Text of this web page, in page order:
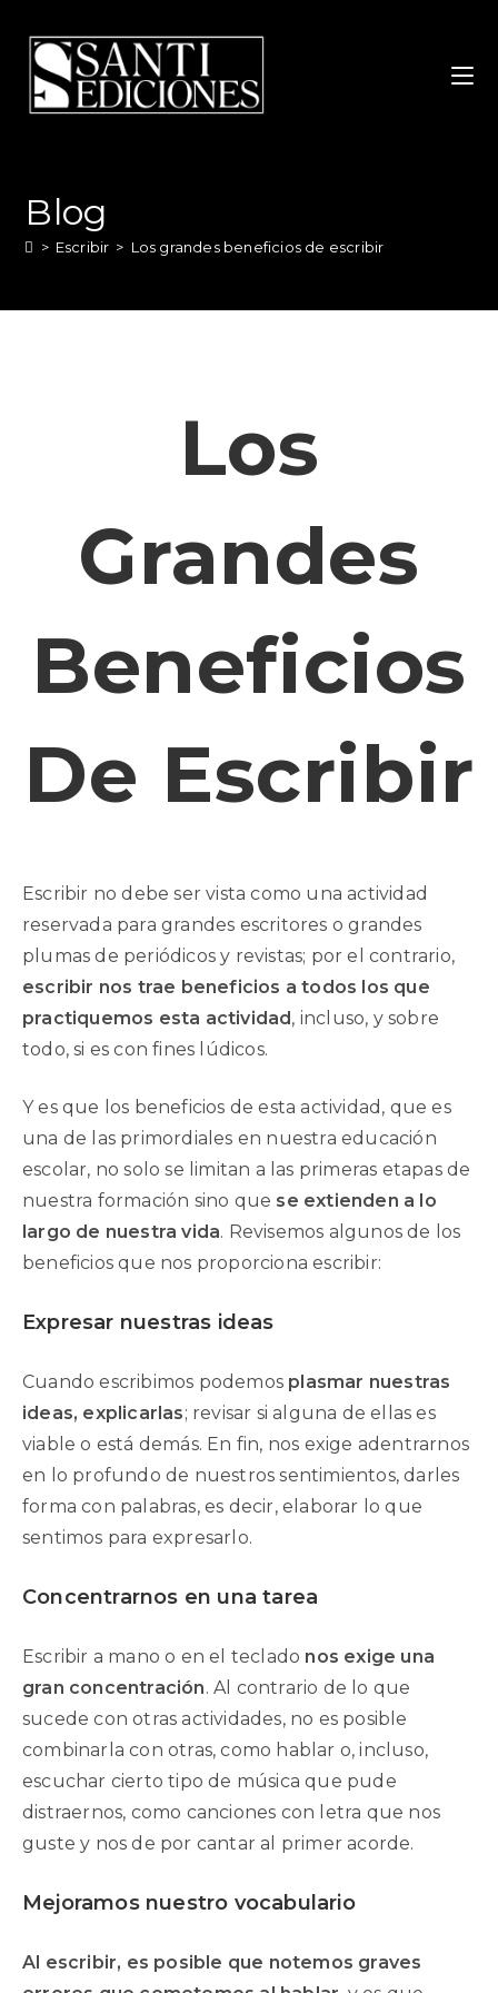
Blog
> Escribir > Los grandes beneficios de escribir
Los
Grandes
Beneficios
De Escribir
Escribir no debe ser vista como una actividad
reservada para grandes escritores o grandes
plumas de periódicos y revistas; por el contrario,
escribir nos trae beneficios a todos los que
practiquemos esta actividad, incluso, y sobre
todo, si es con fines lúdicos.
Y es que los beneficios de esta actividad, que es
una de las primordiales en nuestra educación
escolar, no solo se limitan a las primeras etapas de
nuestra formación sino que se extienden a lo
largo de nuestra vida. Revisemos algunos de los
beneficios que nos proporciona escribir:
Expresar nuestras ideas
Cuando escribimos podemos plasmar nuestras
ideas, explicarlas; revisar si alguna de ellas es
viable o está demás. En fin, nos exige adentrarnos
en lo profundo de nuestros sentimientos, darles
forma con palabras, es decir, elaborar lo que
sentimos para expresarlo.
Concentrarnos en una tarea
Escribir a mano o en el teclado nos exige una
gran concentración. Al contrario de lo que
sucede con otras actividades, no es posible
combinarla con otras, como hablar o, incluso,
escuchar cierto tipo de música que pude
distraernos, como canciones con letra que nos
guste y nos de por cantar al primer acorde.
Mejoramos nuestro vocabulario
Al escribir, es posible que notemos graves